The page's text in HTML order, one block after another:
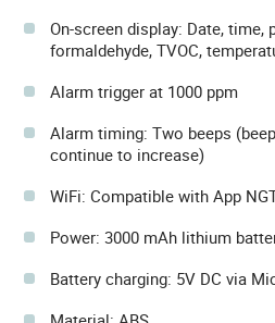
On-screen display: Date, time,
formaldehyde, TVOC,
Alarm trigger at 1000 ppm
Alarm timing: Two beeps
continue to increase)
WiFi: Compatible with App
Power: 3000 mAh lithium
Battery charging: 5V DC via